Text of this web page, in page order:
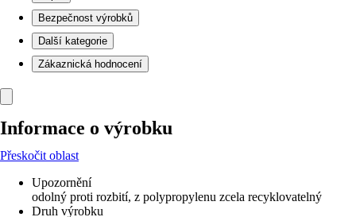
Bezpečnost výrobků
Další kategorie
Zákaznická hodnocení
Informace o výrobku
Přeskočit oblast
Upozornění
odolný proti rozbití, z polypropylenu zcela recyklovatelný
Druh výrobku